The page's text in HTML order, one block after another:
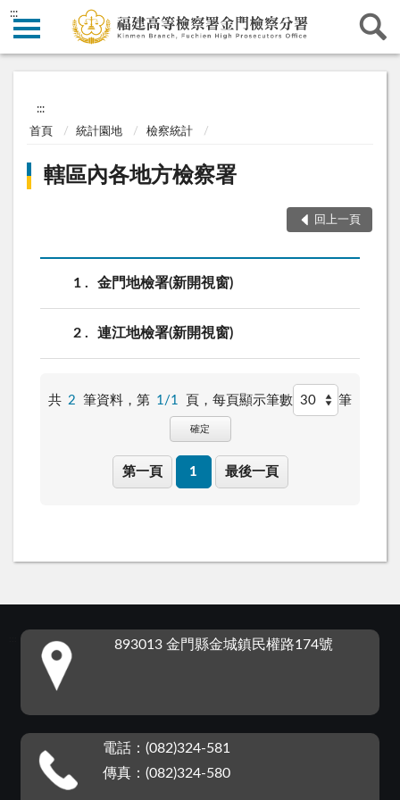
:::
:::
首頁 統計園地 檢察統計
轄區內各地方檢察署
回上一頁
1 金門地檢署(新開視窗)
2 連江地檢署(新開視窗)
共 2 筆資料，第 1/1 頁， 每頁顯示筆數 筆
確定
第一頁 1 最後一頁
893013 金門縣金城鎮民權路174號
電話：(082)324-581
傳真：(082)324-580